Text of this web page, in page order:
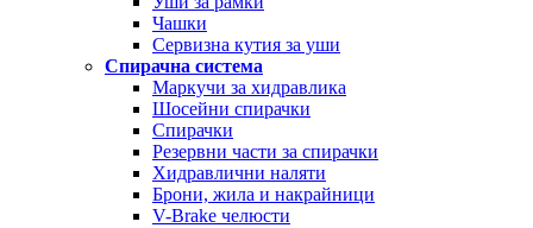
Чашки
Сервизна кутия за уши
Спирачна система
Маркучи за хидравлика
Шосейни спирачки
Спирачки
Резервни части за спирачки
Хидравлични наляти
Брони, жила и накрайници
V-Brake челюсти